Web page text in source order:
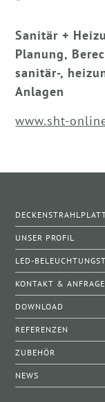
Sanitär +
Planung,
sanitär-,
Anlagen
www.sht-
UNSER PROFIL
LED-
KONTAKT & ANFRAGE
DOWNLOAD
REFERENZEN
ZUBEHÖR
NEWS